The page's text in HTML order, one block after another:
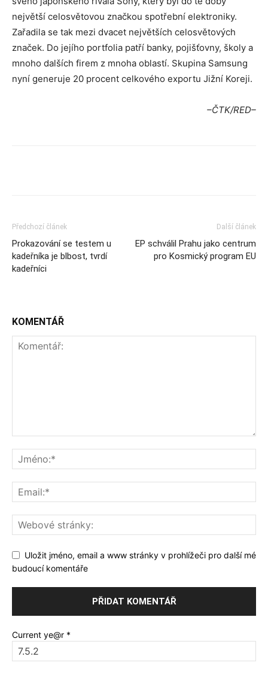
největší celosvětovou značkou spotřební elektroniky.
Zařadila se tak mezi dvacet největších celosvětových
značek. Do jejího portfolia patří banky, pojišťovny, školy a
mnoho dalších firem z mnoha oblastí. Skupina Samsung
nyní generuje 20 procent celkového exportu Jižní Koreji.
–ČTK/RED–
Předchozí článek
Prokazování se testem u
kadeřníka je blbost, tvrdí
kadeřníci
Další článek
EP schválil Prahu jako centrum
pro Kosmický program EU
KOMENTÁŘ
Uložit jméno, email a www stránky v prohlížeči pro další mé
budoucí komentáře
Current ye@r *